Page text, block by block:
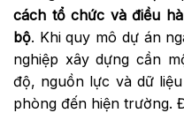
cách tổ chức và điều
bộ. Khi quy mô dự án
nghiệp xây dựng cần
độ, nguồn lực và dữ
phòng đến hiện trường.